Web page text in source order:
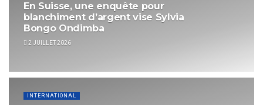
En Suisse, une enquête pour
blanchiment d’argent vise Sylvia
Bongo Ondimba
2 JUILLET 2026
INTERNATIONAL